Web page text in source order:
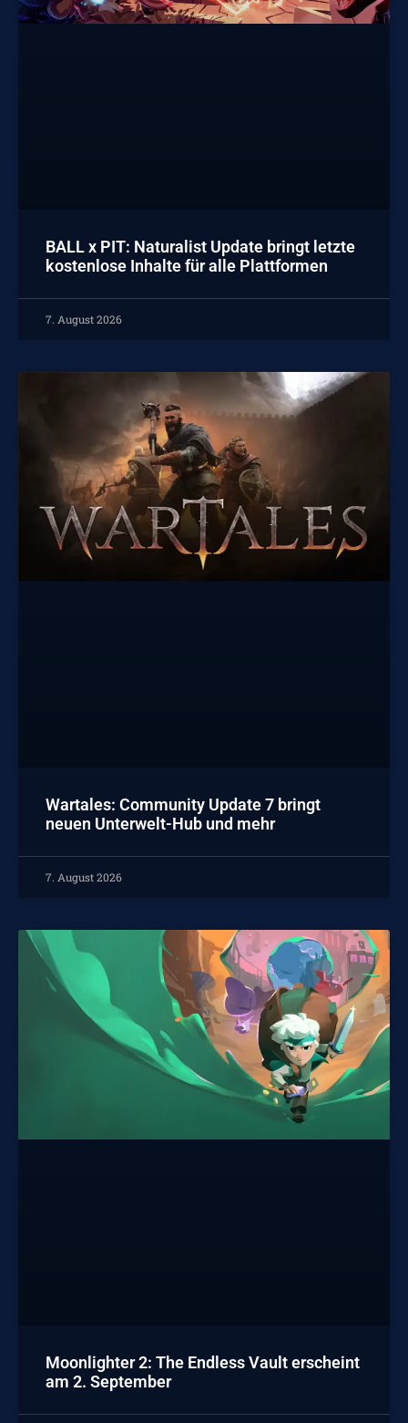
BALL x PIT: Naturalist Update bringt letzte
kostenlose Inhalte für alle Plattformen
7. August 2026
Wartales: Community Update 7 bringt
neuen Unterwelt-Hub und mehr
7. August 2026
Moonlighter 2: The Endless Vault erscheint
am 2. September